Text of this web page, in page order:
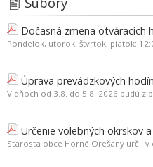
Dočasná zmena otváracích
Pondelok, utorok, štvrtok, piatok:
Úprava prevádzkových
V dňoch od 3.8. do 5.8. 2026 budú z
Určenie volebných okrskov
Starosta obce Horné Orešany určil v